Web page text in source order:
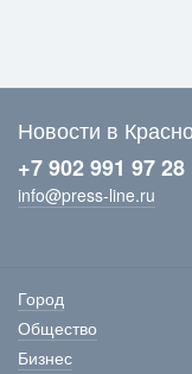
Новости в
+7 902 991 97 28
info@press-line.ru
Город
Общество
Бизнес